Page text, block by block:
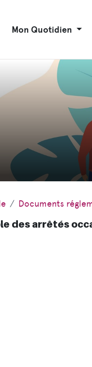
Mon Quotidien
Documents
des arrêtés